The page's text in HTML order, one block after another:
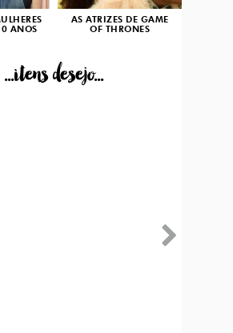
ANOS
AS ATRIZES DE GAME
OF THRONES
...itens desejo...